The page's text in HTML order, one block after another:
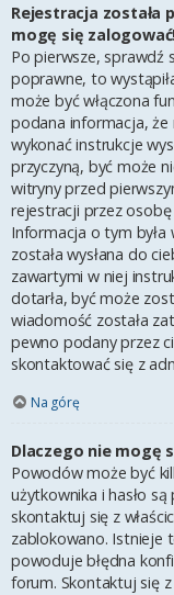
Rejestracja została
mogę się
Po pierwsze, sprawdź
poprawne, to
może być włączona
podana informacja, że
wykonać instrukcje
przyczyną, być może
witryny przed
rejestracji przez
Informacja o tym była
została wysłana do
zawartymi w niej
dotarła, być może
wiadomość została
pewno podany przez
skontaktować się z
Na górę
Dlaczego nie mogę
Powodów może być
użytkownika i hasło są
skontaktuj się z
zablokowano. Istnieje
powoduje błędna
forum. Skontaktuj się